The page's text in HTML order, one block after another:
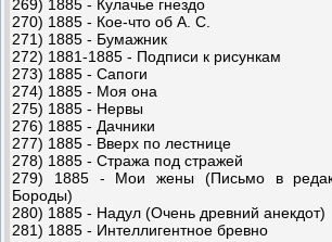
269) 1885 - Кулачье гнездо
270) 1885 - Кое-что об А. С.
271) 1885 - Бумажник
272) 1881-1885 - Подписи к рисункам
273) 1885 - Сапоги
274) 1885 - Моя она
275) 1885 - Нервы
276) 1885 - Дачники
277) 1885 - Вверх по лестнице
278) 1885 - Стража под стражей
279) 1885 - Мои жены (Письмо в
Бороды)
280) 1885 - Надул (Очень древний анекдот)
281) 1885 - Интеллигентное бревно